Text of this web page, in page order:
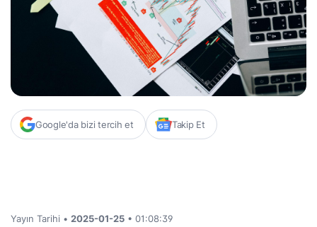
Google'da bizi tercih et Takip Et
Yayın Tarihi • 2025-01-25 • 01:08:39